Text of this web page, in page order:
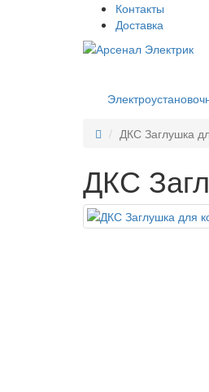
Контакты
Доставка
ДКС Заглушка
ДКС